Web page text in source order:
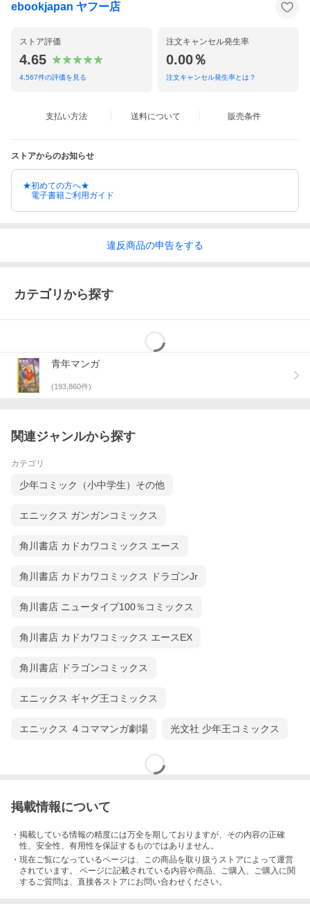
ebookjapan ヤフー店
ストア評価
4.65
4,567件の評価を見る
注文キャンセル発生率
0.00％
注文キャンセル発生率とは？
支払い方法 送料について 販売条件
ストアからのお知らせ
★初めての方へ★
電子書籍ご利用ガイド
違反商品の申告をする
カテゴリから探す
青年マンガ
(193,860件)
関連ジャンルから探す
カテゴリ
少年コミック（小中学生）その他
エニックス ガンガンコミックス
角川書店 カドカワコミックス エース
角川書店 カドカワコミックス ドラゴンJr
角川書店 ニュータイプ100％コミックス
角川書店 カドカワコミックス エースEX
角川書店 ドラゴンコミックス
エニックス ギャグ王コミックス
エニックス ４コママンガ劇場 光文社 少年王コミックス
掲載情報について
・掲載している情報の精度には万全を期しておりますが、その内容の正確
性、安全性、有用性を保証するものではありません。
・現在ご覧になっているページは、この商品を取り扱うストアによって運営
されています。 ページに記載されている内容や商品、ご購入 、ご購入に関
するご質問は、直接各ストアにお問い合わせください。